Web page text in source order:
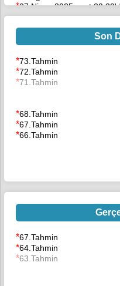
*27 Nisan 2025 saat
Son
*73.Tahmin
*72.Tahmin
*71.Tahmin
*68.Tahmin
*67.Tahmin
*66.Tahmin
*67.Tahmin
*64.Tahmin
*63.Tahmin